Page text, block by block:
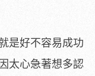
是好不容易成功
太心急著想多認